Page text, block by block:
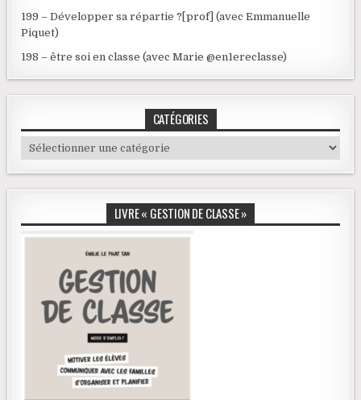
199 – Développer sa répartie ?[prof] (avec Emmanuelle
Piquet)
198 – être soi en classe (avec Marie @en1ereclasse)
CATÉGORIES
Catégories
LIVRE « GESTION DE CLASSE »